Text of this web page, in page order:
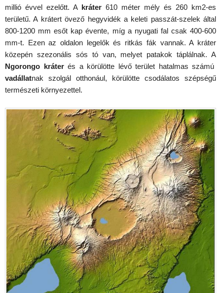
millió évvel ezelőtt. A kráter 610 méter mély és 260 km2-es
területű. A krátert övező hegyvidék a keleti passzát-szelek által
800-1200 mm esőt kap évente, míg a nyugati fal csak 400-600
mm-t. Ezen az oldalon legelők és ritkás fák vannak. A kráter
közepén szezonális sós tó van, melyet patakok táplálnak. A
Ngorongo kráterés a körülötte lévő terület hatalmas számú
vadállatnak szolgál otthonául, körülötte csodálatos szépségű
természeti környezettel.